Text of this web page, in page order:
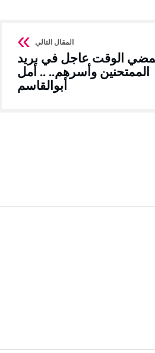
يمضي الوقت عاجل في بريد
الممتحنين وأسرهم.. .. أمل
أبوالقاسم